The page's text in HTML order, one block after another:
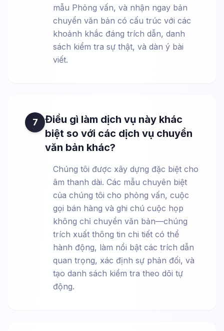
mẫu Phỏng vấn, và nhận ngay bản
chuyển văn bản có cấu trúc với các
khoảnh khắc đáng trích dẫn, danh
sách kiểm tra sự thật, và dàn ý bài
viết.
7
Điều gì làm dịch vụ này khác
biệt so với các dịch vụ chuyển
văn bản khác?
Chúng tôi được xây dựng đặc biệt cho
âm thanh dài. Các mẫu chuyên biệt
của chúng tôi cho phỏng vấn, cuộc
gọi bán hàng và ghi chú cuộc họp
không chỉ chuyển văn bản—chúng
trích xuất thông tin chi tiết có thể
hành động, làm nổi bật các trích dẫn
quan trọng, xác định sự phản đối, và
tạo danh sách kiểm tra theo dõi tự
động.